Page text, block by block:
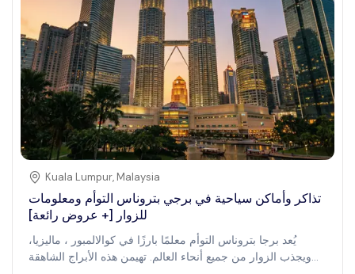
Kuala Lumpur, Malaysia
تذاكر وأماكن سياحية في برجي بتروناس التوأم ومعلومات
للزوار [+ عروض رائعة]
يُعد برجا بتروناس التوأم معلمًا بارزًا في كوالالمبور ، ماليزيا،
ويجذب الزوار من جميع أنحاء العالم. تهيمن هذه الأبراج الشاهقة